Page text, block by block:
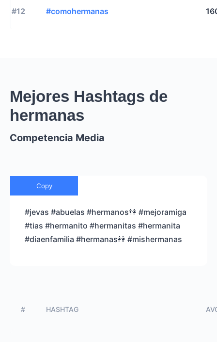
#12 #comohermanas
Mejores Hashtags de
hermanas
Competencia Media
Copy
#jevas #abuelas #hermanos👫 #mejoramiga
#tias #hermanito #hermanitas #hermanita
#diaenfamilia #hermanas👭 #mishermanas
# HASHTAG